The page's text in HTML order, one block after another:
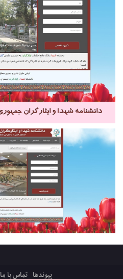
پیوندها تماس با ما